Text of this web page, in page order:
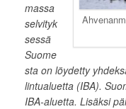
massa
selvityk
sessä
Suome
sta on löydetty
lintualuetta (IBA).
IBA-aluetta. Lisäksi